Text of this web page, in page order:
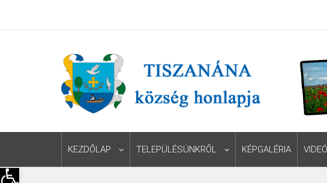
Eszköztár megnyitása
KEZDŐLAP TELEPÜLÉSÜNKRŐL KÉPGALÉRIA